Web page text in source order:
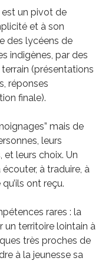
un pivot de
et à son
des lycéens de
indigènes, par des
(présentations
réponses
finale).
mais de
leurs
leurs choix. Un
à traduire, à
ont reçu.
rares : la
un territoire lointain à
très proches de
à la jeunesse sa